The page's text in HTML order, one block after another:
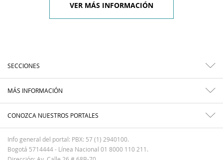
VER MÁS INFORMACIÓN
SECCIONES
MÁS INFORMACIÓN
CONOZCA NUESTROS PORTALES
Info general del portal: PBX: 57 (1) 2940100.
Bogotá 5714444 - Línea Nacional 01 8000 110 211.